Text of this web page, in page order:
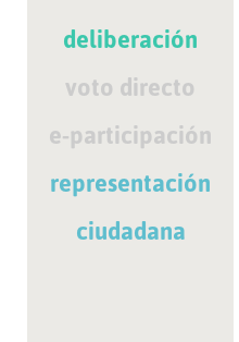
deliberación
voto directo
e-participación
representación
ciudadana